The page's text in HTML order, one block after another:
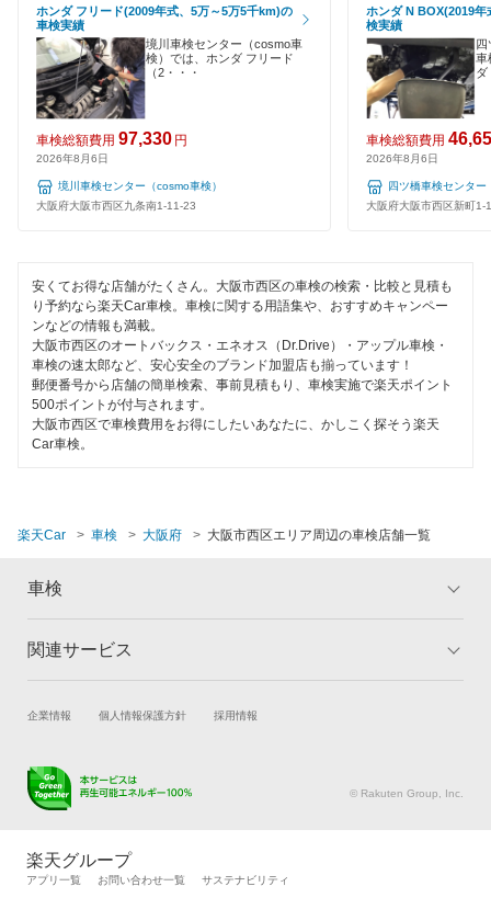
大阪市西淀川区
大阪市東住吉区
大阪市東成区
大阪市東淀川区
大阪市平野区
大阪市港区
大阪市都島区
大阪市淀川区
大阪市
120分以内の車検
1日車検
キグナス車検
上原B-cle車検
ホリデー車検
マッハ車検
出光興産「らくらく安心車検」
エネフリ車検
安心WE！車検
閉じる
ホンダ フリード(2009年式、5万～5万5千km)の
車検実績
境川車検センター（cosmo車
検）では、ホンダ フリード
（2・・・
車検総額費用 97,330 円
2026年8月6日
境川車検センター（cosmo車検）
大阪府大阪市西区九条南1-11-23
ホンダ N BOX(2019
検実績
四
車
ダ
車検総額費用
2026年8月6日
四ツ橋車検センター
大阪府大阪市西区新町1-
安くてお得な店舗がたくさん。大阪市西区の車検の検索・比較と見積も
り予約なら楽天Car車検。車検に関する用語集や、おすすめキャンペー
ンなどの情報も満載。
大阪市西区のオートバックス・エネオス（Dr.Drive）・アップル車検・
車検の速太郎など、安心安全のブランド加盟店も揃っています！
郵便番号から店舗の簡単検索、事前見積もり、車検実施で楽天ポイント
500ポイントが付与されます。
大阪市西区で車検費用をお得にしたいあなたに、かしこく探そう楽天
Car車検。
楽天Car 車検 大阪府 大阪市西区エリア周辺の車検店舗一覧
車検
トップ
車検の基礎知識 キャンペーン一覧
関連サービス
試乗・商談 新車購入
キズ修理予約
メンテナンス管理
タイヤ交換サービス
自動車カタログ 自動車保険
企業情報 個人情報保護方針 採用情報
© Rakuten Group, Inc.
楽天グループ
アプリ一覧 お問い合わせ一覧 サステナビリティ